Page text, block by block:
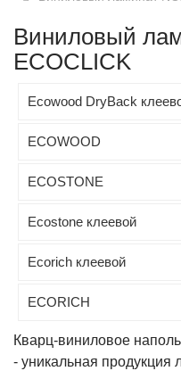
Виниловый
ECOCLICK
Ecowood DryBack
ECOWOOD
ECOSTONE
Ecostone клеевой
Ecorich клеевой
ECORICH
Кварц-виниловое
- уникальная продукция